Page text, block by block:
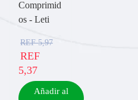
Comprimid
os - Leti
REF5,97
REF
5,37
Añadir al